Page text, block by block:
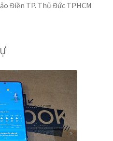
Điền TP. Thủ Đức TPHCM